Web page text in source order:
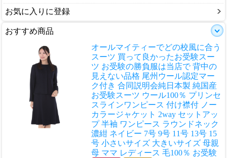
お気に入りに登録
おすすめ商品
オールマイティーでどの校風に合う
スーツ 買って良かったお受験スー
ツ お受験の勝負服は当店で 背中の
見えない品格 尾州ウール認定マー
ク付き 合同説明会純日本製 純国産
お受験スーツ ウール100％ プリンセ
スラインワンピース 付け襟付 ノー
カラージャケット 2way セットアッ
プ 半袖 ワンピース ラウンドネック
濃紺 ネイビー 7号 9号 11号 13号 15
号 小さいサイズ 大きいサイズ 母親
母 ママ レディース 毛100％ お受験